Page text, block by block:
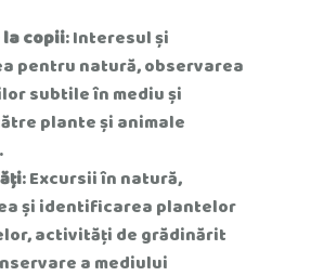
la copii: Interesul și
pentru natură, observarea
subtile în mediu și
plante și animale
: Excursii în natură,
și identificarea plantelor
activități de grădinărit
a mediului